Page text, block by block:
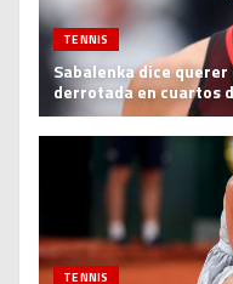
TENNIS
Sabalenka dice
derrotada en cuartos
TENNIS